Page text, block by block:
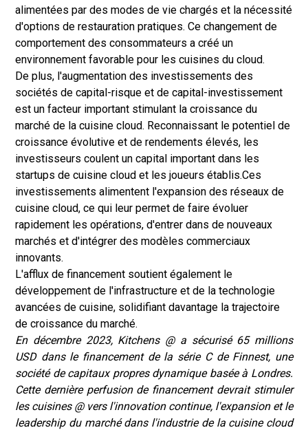
alimentées par des modes de vie chargés et la nécessité
d'options de restauration pratiques. Ce changement de
comportement des consommateurs a créé un
environnement favorable pour les cuisines du cloud.
De plus, l'augmentation des investissements des
sociétés de capital-risque et de capital-investissement
est un facteur important stimulant la croissance du
marché de la cuisine cloud. Reconnaissant le potentiel de
croissance évolutive et de rendements élevés, les
investisseurs coulent un capital important dans les
startups de cuisine cloud et les joueurs établis.Ces
investissements alimentent l'expansion des réseaux de
cuisine cloud, ce qui leur permet de faire évoluer
rapidement les opérations, d'entrer dans de nouveaux
marchés et d'intégrer des modèles commerciaux
innovants.
L'afflux de financement soutient également le
développement de l'infrastructure et de la technologie
avancées de cuisine, solidifiant davantage la trajectoire
de croissance du marché.
En décembre 2023, Kitchens @ a sécurisé 65 millions
USD dans le financement de la série C de Finnest, une
société de capitaux propres dynamique basée à Londres.
Cette dernière perfusion de financement devrait stimuler
les cuisines @ vers l'innovation continue, l'expansion et le
leadership du marché dans l'industrie de la cuisine cloud